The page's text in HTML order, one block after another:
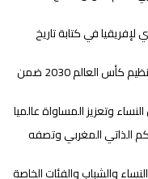
في كتابة تاريخ
المغرب وفرنسا يعززان تعاونهما في أفق تنظيم كأس العالم 2030 ضمن
وتعزيز المساواة عالميا
الذاتي المغربي وتصفه
والشباب والفئات الخاصة